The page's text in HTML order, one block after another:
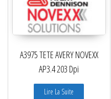
A3975 TETE AVERY NOVEXX
AP3.4 203 Dpi
Lire La Suite